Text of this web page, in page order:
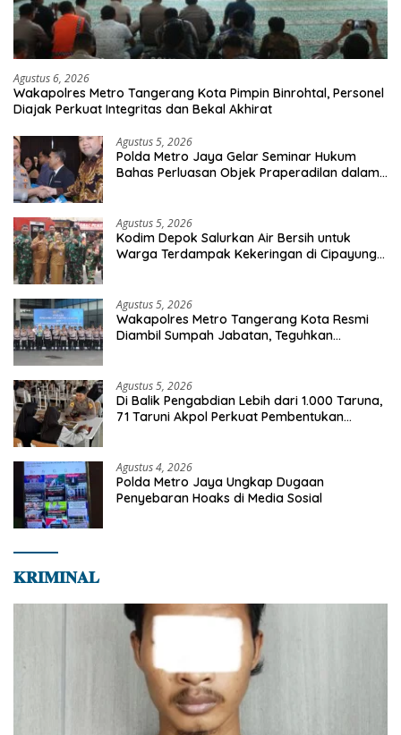
Agustus 6, 2026
Wakapolres Metro Tangerang Kota Pimpin Binrohtal, Personel
Diajak Perkuat Integritas dan Bekal Akhirat
Agustus 5, 2026
Polda Metro Jaya Gelar Seminar Hukum
Bahas Perluasan Objek Praperadilan dalam
Agustus 5, 2026
Kodim Depok Salurkan Air Bersih untuk
Warga Terdampak Kekeringan di Cipayung
Agustus 5, 2026
Wakapolres Metro Tangerang Kota Resmi
Diambil Sumpah Jabatan, Teguhkan
Agustus 5, 2026
Di Balik Pengabdian Lebih dari 1.000 Taruna,
71 Taruni Akpol Perkuat Pembentukan
Agustus 4, 2026
Polda Metro Jaya Ungkap Dugaan
Penyebaran Hoaks di Media Sosial
𝐊𝐑𝐈𝐌𝐈𝐍𝐀𝐋